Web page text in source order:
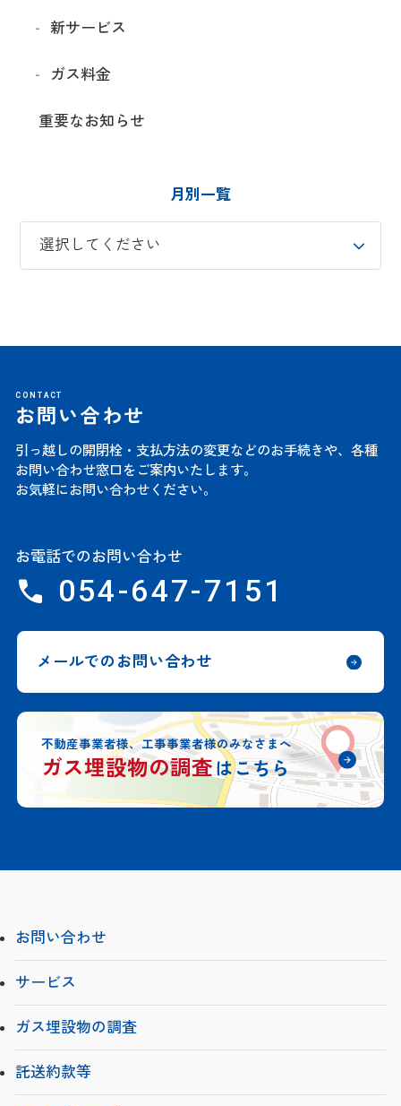
新サービス
ガス料金
重要なお知らせ
月別一覧
CONTACT
お問い合わせ
引っ越しの開閉栓・支払方法の変更などのお手続きや、各種
お問い合わせ窓口をご案内いたします。
お気軽にお問い合わせください。
お電話でのお問い合わせ
054-647-7151
メールでのお問い合わせ
不動産事業者様、工事事業者様のみなさまへ
ガス埋設物の調査はこちら
お問い合わせ
サービス
ガス埋設物の調査
託送約款等